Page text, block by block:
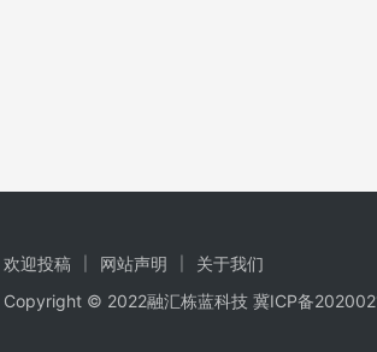
欢迎投稿 网站声明
关于我们
Copyright © 2022融汇栋蓝科技 冀ICP备